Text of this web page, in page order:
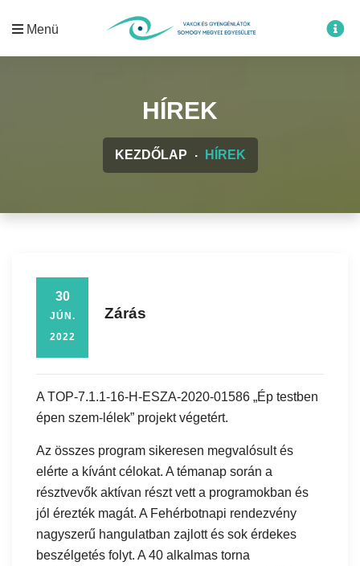
Menü
HÍREK
KEZDŐLAP HÍREK
30
JÚN.
2022
Zárás
A TOP-7.1.1-16-H-ESZA-2020-01586 „Ép testben
épen szem-lélek” projekt végetért.
Az összes program sikeresen megvalósult és
elérte a kívánt célokat. A témanap során a
résztvevők aktívan részt vett a programokban és
jól érezték magát. A Fehérbotnapi rendezvény
nagyszerű hangulatban zajlott és sok érdekes
beszélgetés folyt. A 40 alkalmas torna